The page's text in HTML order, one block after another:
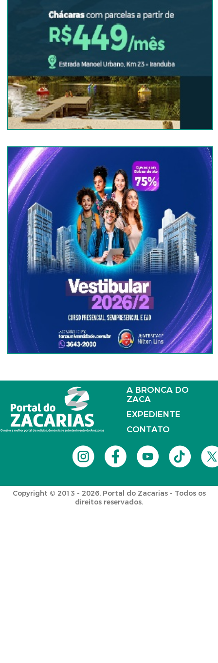
A BRONCA DO
ZACA
EXPEDIENTE
CONTATO
Copyright © 2013 - 2026. Portal do Zacarias - Todos os
direitos reservados.